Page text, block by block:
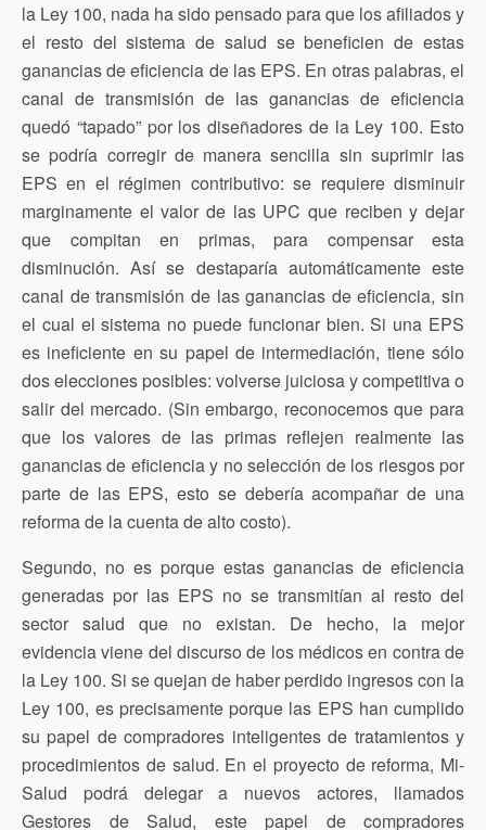
la Ley 100, nada ha sido pensado para que los afiliados y
el resto del sistema de salud se beneficien de estas
ganancias de eficiencia de las EPS. En otras palabras, el
canal de transmisión de las ganancias de eficiencia
quedó “tapado” por los diseñadores de la Ley 100. Esto
se podría corregir de manera sencilla sin suprimir las
EPS en el régimen contributivo: se requiere disminuir
marginamente el valor de las UPC que reciben y dejar
que compitan en primas, para compensar esta
disminución. Así se destaparía automáticamente este
canal de transmisión de las ganancias de eficiencia, sin
el cual el sistema no puede funcionar bien. Si una EPS
es ineficiente en su papel de intermediación, tiene sólo
dos elecciones posibles: volverse juiciosa y competitiva o
salir del mercado. (Sin embargo, reconocemos que para
que los valores de las primas reflejen realmente las
ganancias de eficiencia y no selección de los riesgos por
parte de las EPS, esto se debería acompañar de una
reforma de la cuenta de alto costo).
Segundo, no es porque estas ganancias de eficiencia
generadas por las EPS no se transmitían al resto del
sector salud que no existan. De hecho, la mejor
evidencia viene del discurso de los médicos en contra de
la Ley 100. Si se quejan de haber perdido ingresos con la
Ley 100, es precisamente porque las EPS han cumplido
su papel de compradores inteligentes de tratamientos y
procedimientos de salud. En el proyecto de reforma, Mi-
Salud podrá delegar a nuevos actores, llamados
Gestores de Salud, este papel de compradores